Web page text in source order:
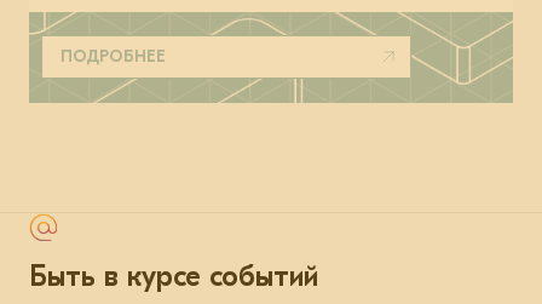
ПОДРОБНЕЕ
Быть в курсе событий